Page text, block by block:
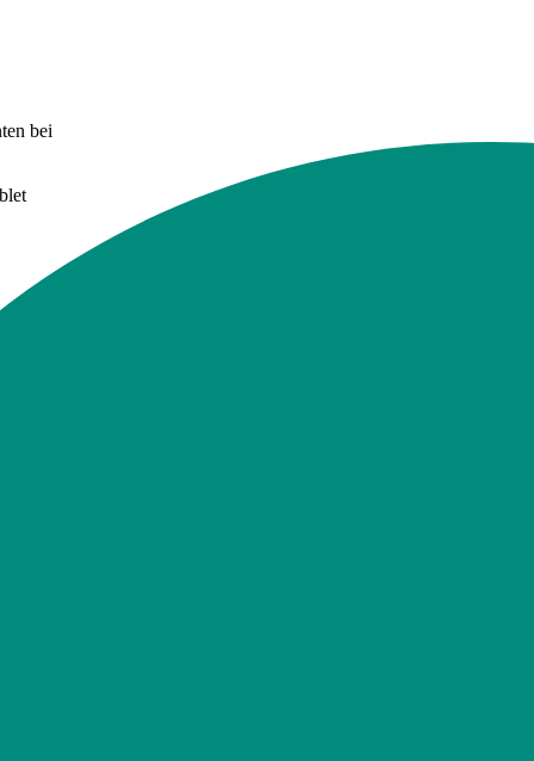
bei
anbieten, in denen du gefördert wirst und dich